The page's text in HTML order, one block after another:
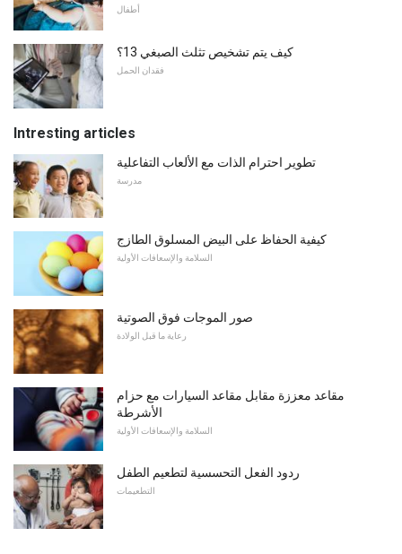
أطفال
كيف يتم تشخيص تثلث الصبغي 13؟
فقدان الحمل
Intresting articles
تطوير احترام الذات مع الألعاب التفاعلية
مدرسة
كيفية الحفاظ على البيض المسلوق الطازج
السلامة والإسعافات الأولية
صور الموجات فوق الصوتية
رعاية ما قبل الولادة
مقاعد معززة مقابل مقاعد السيارات مع حزام
الأشرطة
السلامة والإسعافات الأولية
ردود الفعل التحسسية لتطعيم الطفل
التطعيمات